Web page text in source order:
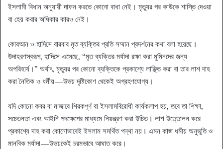
ইসলামী বিধান অনুযায়ী দাফন করতে কোনো বাধা নেই। মৃত্যুর পর কাউকে শাস্তি দেওয়া
বা হেয় করার অধিকার কারও নেই।
কোরআন ও হাদিসে বারবার মৃত ব্যক্তির প্রতি সম্মান প্রদর্শনের কথা বলা হয়েছে।
উদাহরণস্বরূপ, হাদিসে এসেছে, “মৃত ব্যক্তির মর্যাদা রক্ষা করা মুমিনদের জন্য
অপরিহার্য।” অর্থাৎ, মৃত্যুর পর কোনো ব্যক্তিকে প্রকাশ্যে লাঞ্ছিত করা বা তার লাশ দাহ
করা নৈতিক ও ধর্মীয়—উভয় দৃষ্টিকোণ থেকেই অগ্রহণযোগ্য।
যদি কোনো কবর বা মাজারে শিরকপূর্ণ বা ইসলামবিরোধী কার্যকলাপ হয়, তবে তা শিক্ষা,
সচেতনতা এবং আইনি পদক্ষেপের মাধ্যমে নিয়ন্ত্রণ করা উচিত। লাশ উত্তোলন করে
প্রকাশ্যে দাহ করা কোনোভাবেই ইসলাম সমর্থিত পন্থা নয়। এমন কাজ ধর্মীয় অনুভূতি ও
মানবিক মর্যাদা—উভয়কেই চরমভাবে আঘাত করে।